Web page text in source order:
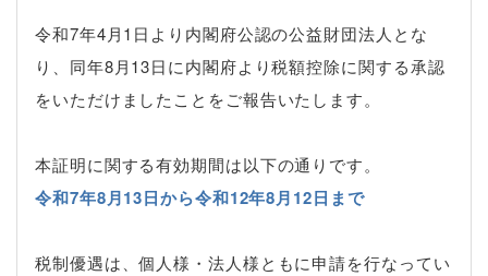
令和7年4月1日より内閣府公認の公益財団法人とな
り、同年8月13日に内閣府より税額控除に関する承認
をいただけましたことをご報告いたします。
本証明に関する有効期間は以下の通りです。
令和7年8月13日から令和12年8月12日まで
税制優遇は、個人様・法人様ともに申請を行なってい